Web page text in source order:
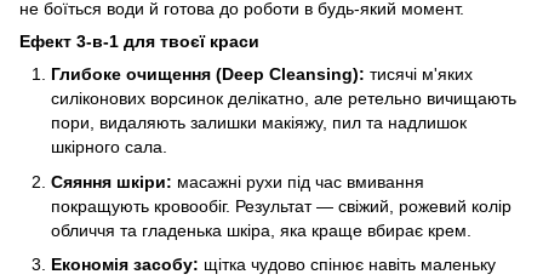
не боїться води й готова до роботи в будь-який момент.
Ефект 3-в-1 для твоєї краси
Глибоке очищення (Deep Cleansing): тисячі м'яких
силіконових ворсинок делікатно, але ретельно вичищають
пори, видаляють залишки макіяжу, пил та надлишок
шкірного сала.
Сяяння шкіри: масажні рухи під час вмивання
покращують кровообіг. Результат — свіжий, рожевий колір
обличчя та гладенька шкіра, яка краще вбирає крем.
Економія засобу: щітка чудово спінює навіть маленьку